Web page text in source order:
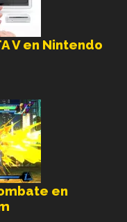
V en Nintendo
en